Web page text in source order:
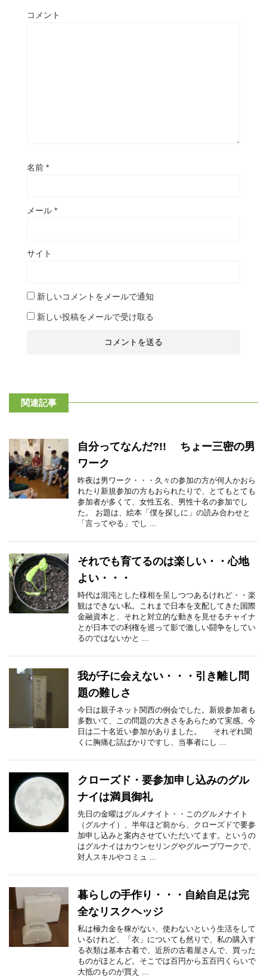
コメント
名前 *
メール *
サイト
新しいコメントをメールで通知
新しい投稿をメールで受け取る
関連記事
自分ってなんだ?!! ちょー三密の男
ワーク
昨夜は男ワーク・・・久々の参加の方が何人かおら
れたり新規参加の方もおられたりで、とてもとても
参加者が多くて、女性五名、男性十名の参加でし
た。 お題は、絵本「僕を探しに」の読み合わせと
「言ってやる」でし ...
それでも育てるのは楽しい・・心地
よい・・・
時代は混沌とした様相を呈しつつあるけれど・・楽
観はできない私。これまで日本を支配してきた国際
金融資本と、それと対立的な動きを見せるチャイナ
とが日本での利権を巡って影で激しい闘争をしてい
るのではないかと ...
我が子に会えない・・・引き離し問
題の難しさ
今日は親子ネット関西の例会でした。新規参加者も
多数いて、この問題の大きさをあらためて実感。今
日は二十名近い参加がありました。 それぞれ聞
くに胸痛む話ばかりですし、当事者にし ...
クローズド・要参加申し込みのグル
ナイは満員御礼
先日の金曜はグルメナイト・・このグルメナイト
（グルナイ）、半年ほど前から、クローズドで要参
加申し込みと案内させていただいてます。というの
はグルナイはカウンセリングやグループワークで、
対人スキルやコミュ ...
暮らしの手作り・・・自給自足は完
全なリスクヘッジ
私は極力金を稼がない、使わないという生活をして
いるけれど、「衣」についても然りで、私の購入す
る衣類は基本古着で、近所の古着屋さんで、買った
ものがほとんど。そこでは百円から五百円くらいで
大抵のものが買え ...